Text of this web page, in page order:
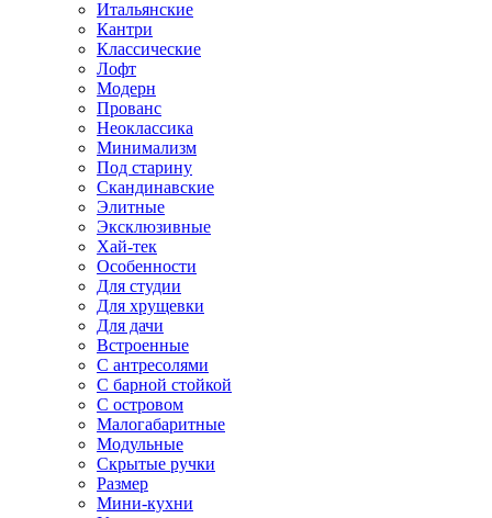
Итальянские
Кантри
Классические
Лофт
Модерн
Прованс
Неоклассика
Минимализм
Под старину
Скандинавские
Элитные
Эксклюзивные
Хай-тек
Особенности
Для студии
Для хрущевки
Для дачи
Встроенные
С антресолями
С барной стойкой
С островом
Малогабаритные
Модульные
Скрытые ручки
Размер
Мини-кухни